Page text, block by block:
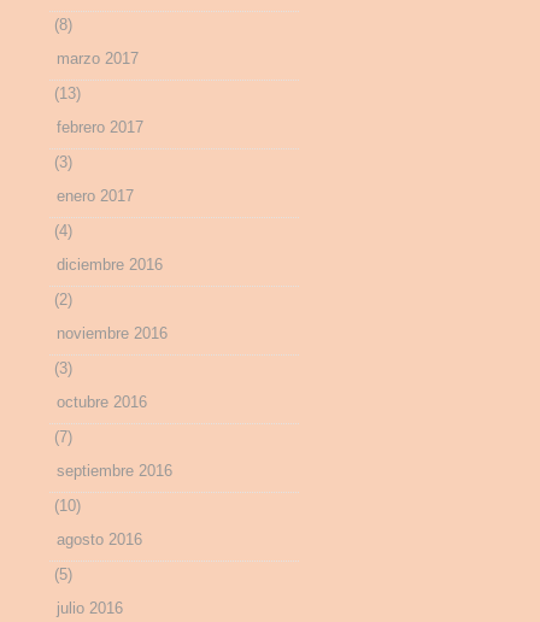
(8)
marzo 2017
(13)
febrero 2017
(3)
enero 2017
(4)
diciembre 2016
(2)
noviembre 2016
(3)
octubre 2016
(7)
septiembre 2016
(10)
agosto 2016
(5)
julio 2016